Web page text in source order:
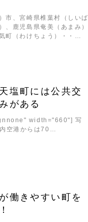
市、宮崎県椎葉村（しいば
、鹿児島県奄美（あまみ）
町（わけちょう）・・…
塩町には公共交
がある
width="660"] 写
空港からは70…
働きやすい町を